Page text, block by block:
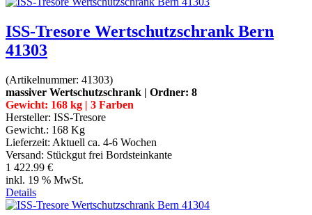
ISS-Tresore Wertschutzschrank Bern
41303
(Artikelnummer: 41303)
massiver Wertschutzschrank | Ordner: 8
Gewicht: 168 kg | 3 Farben
Hersteller: ISS-Tresore
Gewicht.: 168 Kg
Lieferzeit: Aktuell ca. 4-6 Wochen
Versand: Stückgut frei Bordsteinkante
1 422.99 €
inkl. 19 % MwSt.
Details